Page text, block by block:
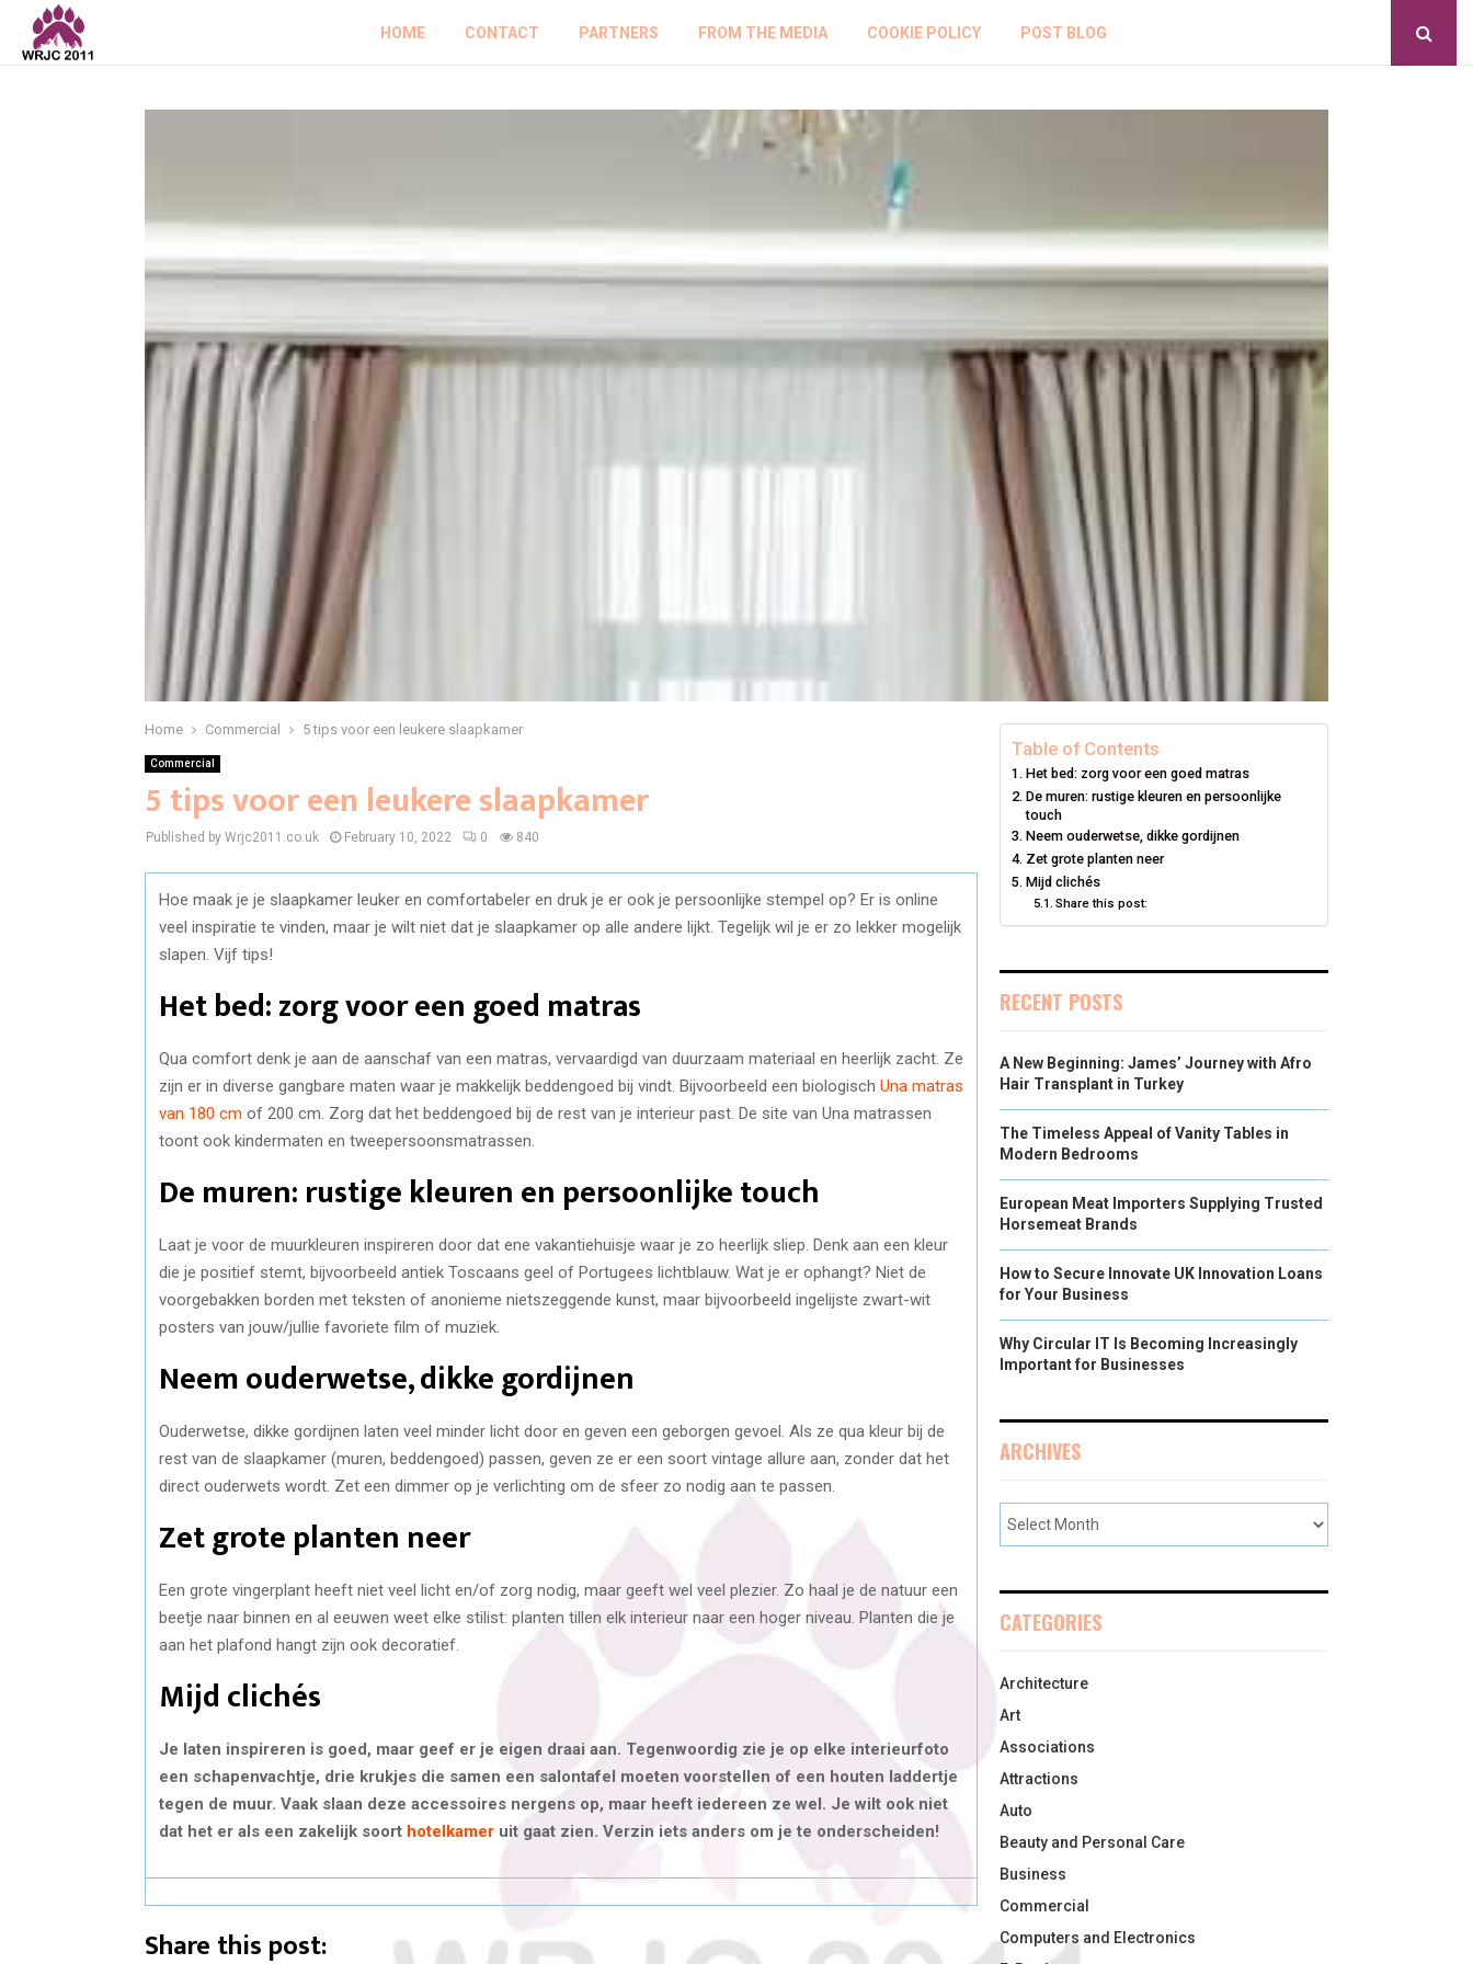
HOME CONTACT PARTNERS FROM THE MEDIA COOKIE POLICY POST BLOG
Home Commercial 5 tips voor een leukere slaapkamer
Commercial
5 tips voor een leukere slaapkamer
Published by Wrjc2011.co.uk February 10, 2022 0 840
Hoe maak je je slaapkamer leuker en comfortabeler en druk je er ook je persoonlijke stempel op? Er is online
veel inspiratie te vinden, maar je wilt niet dat je slaapkamer op alle andere lijkt. Tegelijk wil je er zo lekker mogelijk
slapen. Vijf tips!
Het bed: zorg voor een goed matras
Qua comfort denk je aan de aanschaf van een matras, vervaardigd van duurzaam materiaal en heerlijk zacht. Ze
zijn er in diverse gangbare maten waar je makkelijk beddengoed bij vindt. Bijvoorbeeld een biologisch Una matras
van 180 cm of 200 cm. Zorg dat het beddengoed bij de rest van je interieur past. De site van Una matrassen
toont ook kindermaten en tweepersoonsmatrassen.
De muren: rustige kleuren en persoonlijke touch
Laat je voor de muurkleuren inspireren door dat ene vakantiehuisje waar je zo heerlijk sliep. Denk aan een kleur
die je positief stemt, bijvoorbeeld antiek Toscaans geel of Portugees lichtblauw. Wat je er ophangt? Niet de
voorgebakken borden met teksten of anonieme nietszeggende kunst, maar bijvoorbeeld ingelijste zwart-wit
posters van jouw/jullie favoriete film of muziek.
Neem ouderwetse, dikke gordijnen
Ouderwetse, dikke gordijnen laten veel minder licht door en geven een geborgen gevoel. Als ze qua kleur bij de
rest van de slaapkamer (muren, beddengoed) passen, geven ze er een soort vintage allure aan, zonder dat het
direct ouderwets wordt. Zet een dimmer op je verlichting om de sfeer zo nodig aan te passen.
Zet grote planten neer
Een grote vingerplant heeft niet veel licht en/of zorg nodig, maar geeft wel veel plezier. Zo haal je de natuur een
beetje naar binnen en al eeuwen weet elke stilist: planten tillen elk interieur naar een hoger niveau. Planten die je
aan het plafond hangt zijn ook decoratief.
Mijd clichés
Je laten inspireren is goed, maar geef er je eigen draai aan. Tegenwoordig zie je op elke interieurfoto
een schapenvachtje, drie krukjes die samen een salontafel moeten voorstellen of een houten laddertje
tegen de muur. Vaak slaan deze accessoires nergens op, maar heeft iedereen ze wel. Je wilt ook niet
dat het er als een zakelijk soort hotelkamer uit gaat zien. Verzin iets anders om je te onderscheiden!
Share this post:
Table of Contents
Het bed: zorg voor een goed matras
De muren: rustige kleuren en persoonlijke
touch
Neem ouderwetse, dikke gordijnen
Zet grote planten neer
Mijd clichés
Share this post:
RECENT POSTS
A New Beginning: James’ Journey with Afro
Hair Transplant in Turkey
The Timeless Appeal of Vanity Tables in
Modern Bedrooms
European Meat Importers Supplying Trusted
Horsemeat Brands
How to Secure Innovate UK Innovation Loans
for Your Business
Why Circular IT Is Becoming Increasingly
Important for Businesses
ARCHIVES
CATEGORIES
Architecture
Art
Associations
Attractions
Auto
Beauty and Personal Care
Business
Commercial
Computers and Electronics